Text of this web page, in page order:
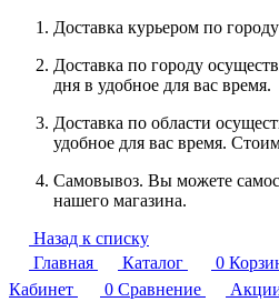
Доставка курьером по городу
Доставка по городу
дня в удобное для вас время.
Доставка по области
удобное для вас время.
Самовывоз. Вы можете
нашего магазина.
Назад к списку
Главная
Каталог 0
Кабинет
0 Сравнение